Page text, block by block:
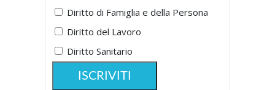
Diritto di Famiglia e della Persona
Diritto del Lavoro
Diritto Sanitario